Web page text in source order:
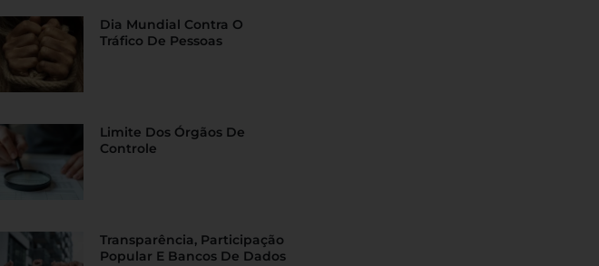
Dia Mundial Contra O
Tráfico De Pessoas
Limite Dos Órgãos De
Controle
Transparência, Participação
Popular E Bancos De Dados